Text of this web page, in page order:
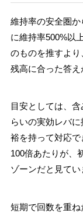
維持率の安全圏
に維持率500%以
のものを推すよ
残高に合った答え
目安としては、
らいの実効レバ
裕を持って対応
100倍あたりが、
ゾーンだと見てい
短期で回数を重ね